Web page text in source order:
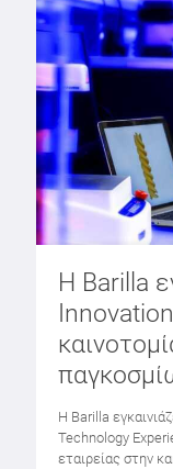
Η Barilla
Η Barilla
Technology
εταιρείας στην